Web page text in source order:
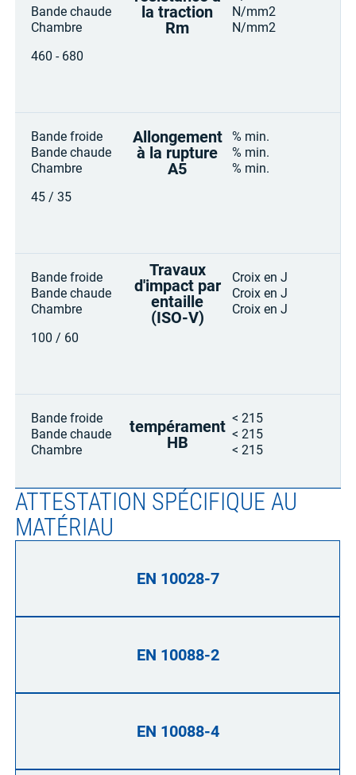
Bande chaude
Chambre
la traction
Rm
N/mm2
N/mm2
460 - 680
Bande froide
Bande chaude
Chambre
Allongement
à la rupture
A5
% min.
% min.
% min.
45 / 35
Bande froide
Bande chaude
Chambre
Travaux
d'impact par
entaille
(ISO-V)
Croix en J
Croix en J
Croix en J
100 / 60
Bande froide
Bande chaude
Chambre
tempérament
HB
< 215
< 215
< 215
ATTESTATION SPÉCIFIQUE AU
MATÉRIAU
EN 10028-7
EN 10088-2
EN 10088-4